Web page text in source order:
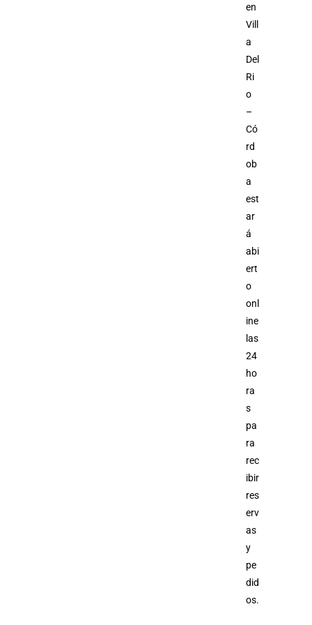
en
Vill
a
Del
Ri
o
–
Có
rd
ob
a
est
ar
á
abi
ert
o
onl
ine
las
24
ho
ra
s
pa
ra
rec
ibir
res
erv
as
y
pe
did
os.